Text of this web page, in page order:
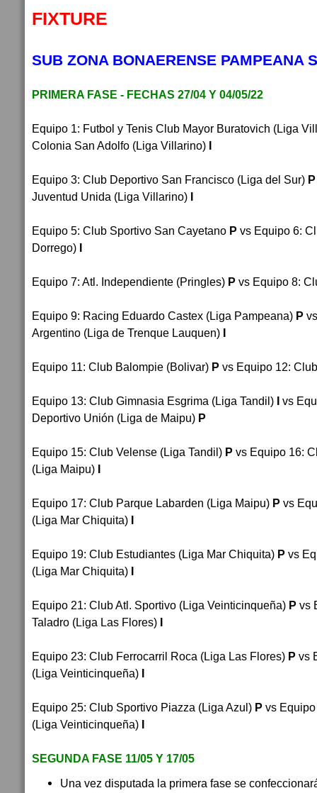
FIXTURE
SUB ZONA BONAERENSE PAMPEANA
PRIMERA FASE - FECHAS 27/04 Y 04/05/22
Equipo 1: Futbol y Tenis Club Mayor Buratovich (Liga
Colonia San Adolfo (Liga Villarino) I
Equipo 3: Club Deportivo San Francisco (Liga del Sur) P
Juventud Unida (Liga Villarino) I
Equipo 5: Club Sportivo San Cayetano P vs Equipo 6:
Dorrego) I
Equipo 7: Atl. Independiente (Pringles) P vs Equipo 8:
Equipo 9: Racing Eduardo Castex (Liga Pampeana) P
Argentino (Liga de Trenque Lauquen) I
Equipo 11: Club Balompie (Bolivar) P vs Equipo 12:
Equipo 13: Club Gimnasia Esgrima (Liga Tandil) I vs
Deportivo Unión (Liga de Maipu) P
Equipo 15: Club Velense (Liga Tandil) P vs Equipo 16:
(Liga Maipu) I
Equipo 17: Club Parque Labarden (Liga Maipu) P vs
(Liga Mar Chiquita) I
Equipo 19: Club Estudiantes (Liga Mar Chiquita) P vs
(Liga Mar Chiquita) I
Equipo 21: Club Atl. Sportivo (Liga Veinticinqueña) P vs
Taladro (Liga Las Flores) I
Equipo 23: Club Ferrocarril Roca (Liga Las Flores) P vs
(Liga Veinticinqueña) I
Equipo 25: Club Sportivo Piazza (Liga Azul) P vs
(Liga Veinticinqueña) I
SEGUNDA FASE 11/05 Y 17/05
Una vez disputada la primera fase se